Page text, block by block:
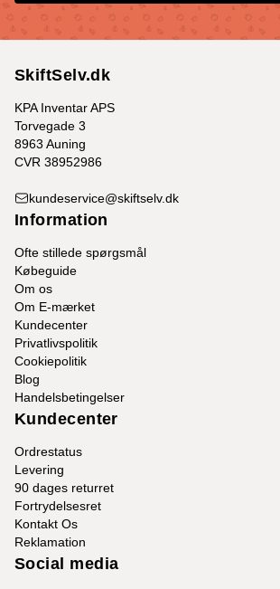
SkiftSelv.dk
KPA Inventar APS
Torvegade 3
8963 Auning
CVR 38952986
kundeservice@skiftselv.dk
Information
Ofte stillede spørgsmål
Købeguide
Om os
Om E-mærket
Kundecenter
Privatlivspolitik
Cookiepolitik
Blog
Handelsbetingelser
Kundecenter
Ordrestatus
Levering
90 dages returret
Fortrydelsesret
Kontakt Os
Reklamation
Social media